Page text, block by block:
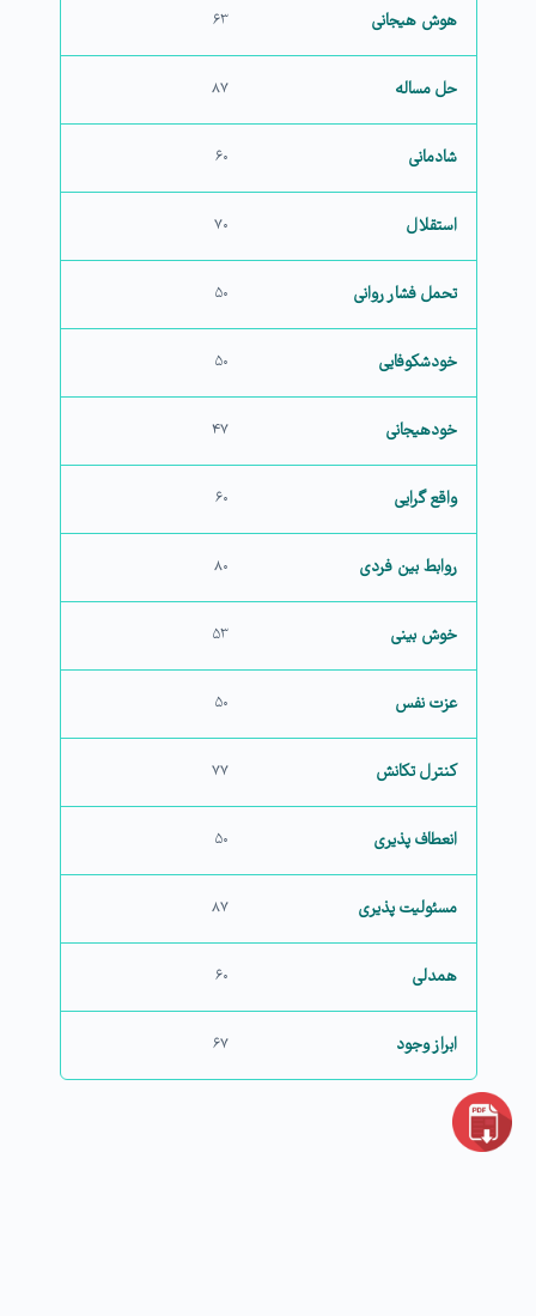
هوش هیجانی ۶۳
حل مساله ۸۷
شادمانی ۶۰
استقلال ۷۰
تحمل فشار روانی ۵۰
خودشکوفایی ۵۰
خودهیجانی ۴۷
واقع گرایی ۶۰
روابط بین فردی ۸۰
خوش بینی ۵۳
عزت نفس ۵۰
کنترل تکانش ۷۷
انعطاف پذیری ۵۰
مسئولیت پذیری ۸۷
همدلی ۶۰
ابراز وجود ۶۷